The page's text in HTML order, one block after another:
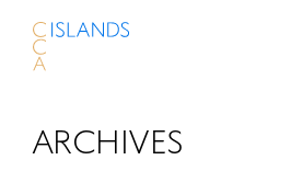
ABOUT
ARCHIVES